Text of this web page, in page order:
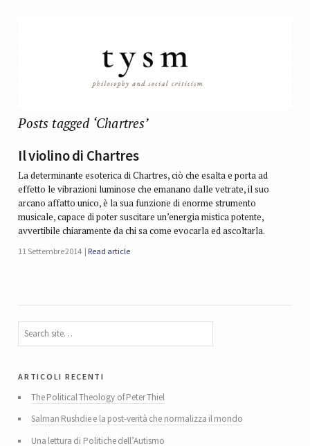
Posts tagged ‘Chartres’
Il violino di Chartres
La determinante esoterica di Chartres, ciò che esalta e porta ad
effetto le vibrazioni luminose che emanano dalle vetrate, il suo
arcano affatto unico, è la sua funzione di enorme strumento
musicale, capace di poter suscitare un’energia mistica potente,
avvertibile chiaramente da chi sa come evocarla ed ascoltarla.
11 Settembre 2014 Read article
articoli recenti
The Political Theology of Peter Thiel
Salman Rushdie e la post-verità che normalizza il mondo
Una lettura di Politiche dell’Autismo